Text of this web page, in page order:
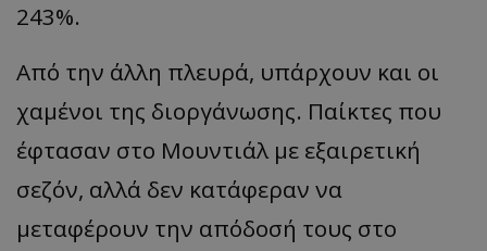
243%.
Από την άλλη πλευρά, υπάρχουν και οι
χαμένοι της διοργάνωσης. Παίκτες που
έφτασαν στο Μουντιάλ με εξαιρετική
σεζόν, αλλά δεν κατάφεραν να
μεταφέρουν την απόδοσή τους στο